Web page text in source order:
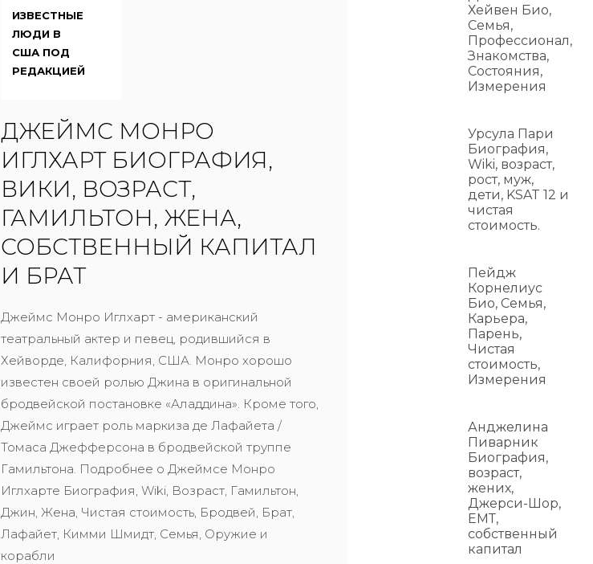
ИЗВЕСТНЫЕ
ЛЮДИ В
США ПОД
РЕДАКЦИЕЙ
ДЖЕЙМС МОНРО
ИГЛХАРТ БИОГРАФИЯ,
ВИКИ, ВОЗРАСТ,
ГАМИЛЬТОН, ЖЕНА,
СОБСТВЕННЫЙ КАПИТАЛ
И БРАТ
Джеймс Монро Иглхарт - американский
театральный актер и певец, родившийся в
Хейворде, Калифорния, США. Монро хорошо
известен своей ролью Джина в оригинальной
бродвейской постановке «Аладдина». Кроме того,
Джеймс играет роль маркиза де Лафайета /
Томаса Джефферсона в бродвейской труппе
Гамильтона. Подробнее о Джеймсе Монро
Иглхарте Биография, Wiki, Возраст, Гамильтон,
Джин, Жена, Чистая стоимость, Бродвей, Брат,
Лафайет, Кимми Шмидт, Семья, Оружие и
корабли
Хейвен Био,
Семья,
Профессионал,
Знакомства,
Состояния,
Измерения
Урсула Пари
Биография,
Wiki, возраст,
рост, муж,
дети, KSAT 12 и
чистая
стоимость.
Пейдж
Корнелиус
Био, Семья,
Карьера,
Парень,
Чистая
стоимость,
Измерения
Анджелина
Пиварник
Биография,
возраст,
жених,
Джерси-Шор,
ЕМТ,
собственный
капитал